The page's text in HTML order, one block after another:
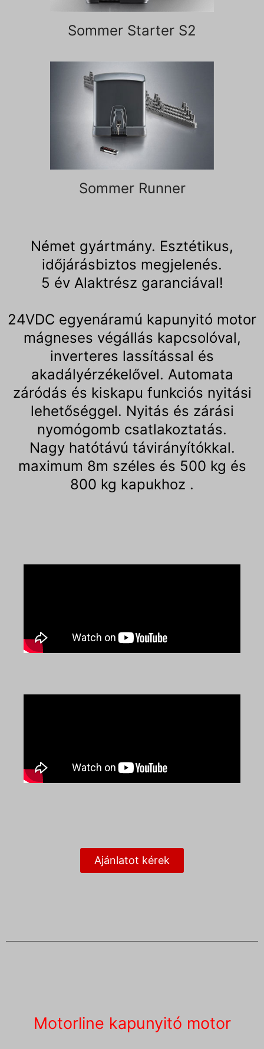
Sommer Starter S2
Sommer Runner
Német gyártmány. Esztétikus,
időjárásbiztos megjelenés.
5 év Alaktrész garanciával!
24VDC egyenáramú kapunyitó motor
mágneses végállás kapcsolóval,
inverteres lassítással és
akadályérzékelővel. Automata
záródás és kiskapu funkciós nyitási
lehetőséggel. Nyitás és zárási
nyomógomb csatlakoztatás.
Nagy hatótávú távirányítókkal.
maximum 8m széles és 500 kg és
800 kg kapukhoz .
Ajánlatot kérek
Motorline kapunyitó motor